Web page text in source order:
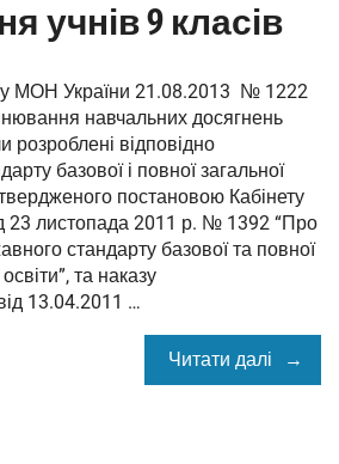
учнів 9 класів
МОН України 21.08.2013 № 1222
навчальних досягнень
розроблені відповідно
базової і повної загальної
постановою Кабінету
23 листопада 2011 р. № 1392 “Про
стандарту базової та повної
та наказу
13.04.2011 …
Читати далі